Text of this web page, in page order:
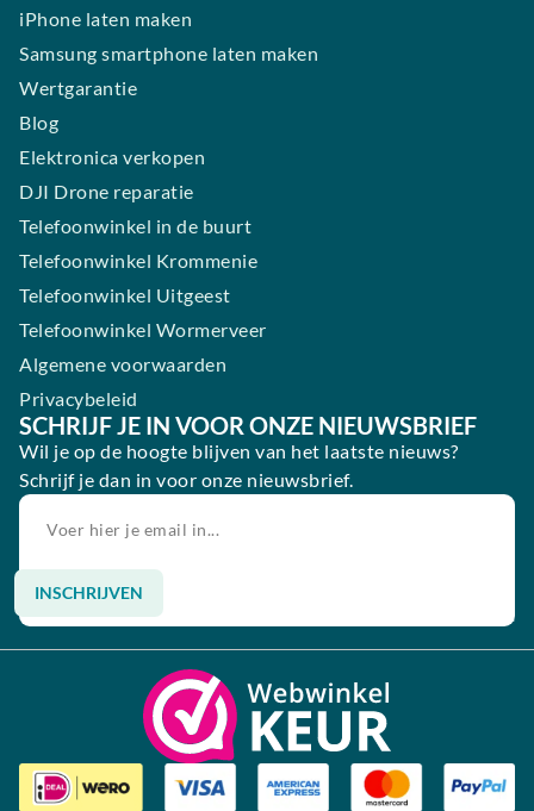
iPhone laten maken
Samsung smartphone laten maken
Wertgarantie
Blog
Elektronica verkopen
DJI Drone reparatie
Telefoonwinkel in de buurt
Telefoonwinkel Krommenie
Telefoonwinkel Uitgeest
Telefoonwinkel Wormerveer
Algemene voorwaarden
Privacybeleid
SCHRIJF JE IN VOOR ONZE NIEUWSBRIEF
Wil je op de hoogte blijven van het laatste nieuws?
Schrijf je dan in voor onze nieuwsbrief.
INSCHRIJVEN
Alternative: